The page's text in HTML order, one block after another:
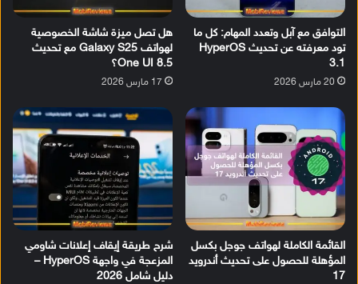
التوافق مع آبل وتعدد المهام: كل ما
تود معرفته عن تحديث HyperOS
3.1
20 مارس 2026
هل تصل ميزة شاشة الخصوصية
لهواتف Galaxy S25 مع تحديث
One UI 8.5؟
17 مارس 2026
القائمة الكاملة لهواتف جوجل بكسل
المؤهلة للحصول على تحديث أندرويد
17
شرح طريقة إيقاف إعلانات شاومي
المزعجة في واجهة HyperOS –
دليل شامل 2026